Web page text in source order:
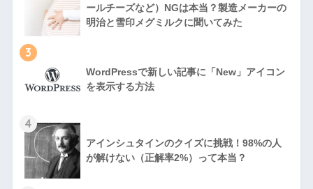
ールチーズなど）NGは本当？製造メーカーの
明治と雪印メグミルクに聞いてみた
3
WordPressで新しい記事に「New」アイコン
を表示する方法
4
アインシュタインのクイズに挑戦！98%の人
が解けない（正解率2%）って本当？